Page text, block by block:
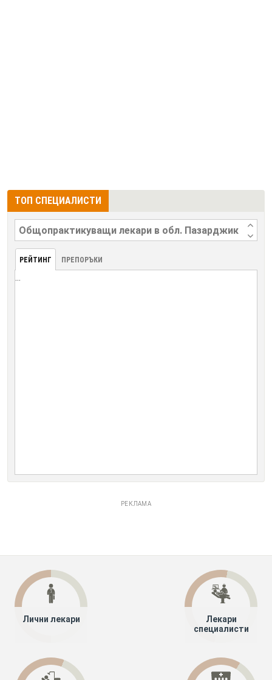
ТОП СПЕЦИАЛИСТИ
РЕЙТИНГ ПРЕПОРЪКИ
...
РЕКЛАМА
Лични лекари
Лекари
специалисти